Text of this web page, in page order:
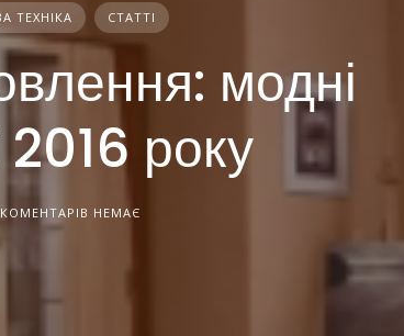
ТЕХНІКА СТАТТІ
модні
2016 року
КОМЕНТАРІВ НЕМАЄ